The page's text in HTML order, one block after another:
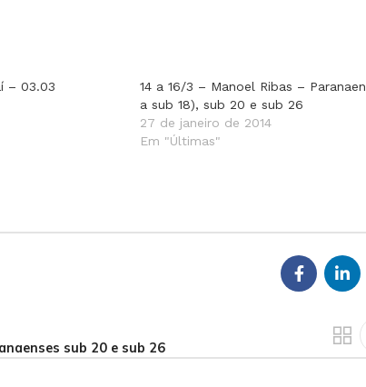
– 03.03
14 a 16/3 – Manoel Ribas –
a sub 18), sub 20 e sub 26
27 de janeiro de 2014
Em "Últimas"
sub 20 e sub 26